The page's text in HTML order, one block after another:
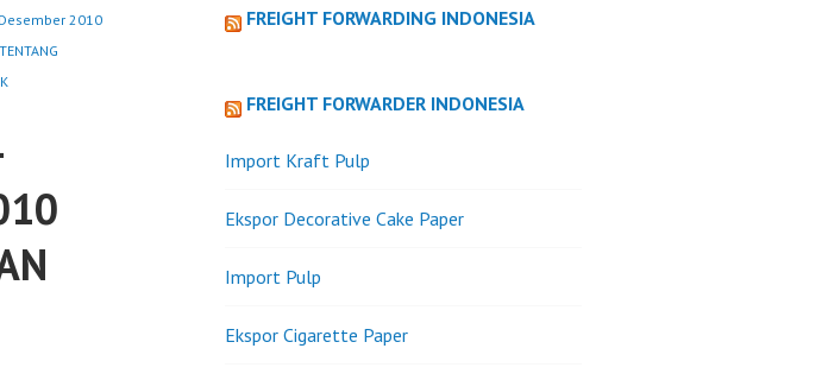
2010
FREIGHT FORWARDING INDONESIA
FREIGHT FORWARDER INDONESIA
Import Kraft Pulp
Ekspor Decorative Cake Paper
Import Pulp
Ekspor Cigarette Paper